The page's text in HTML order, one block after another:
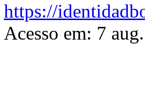
https://
Acesso em: 7